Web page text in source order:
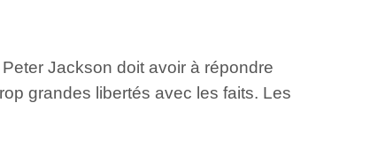
Jackson doit avoir à répondre
grandes libertés avec les faits. Les